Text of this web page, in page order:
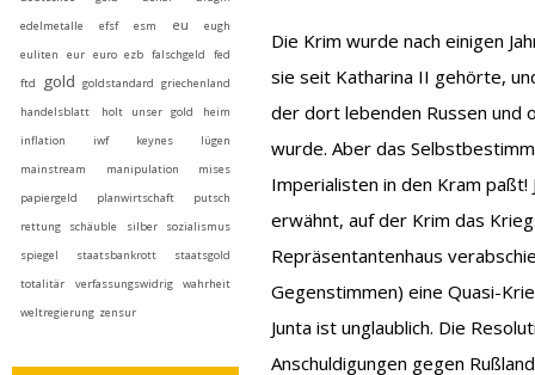
edelmetalle
efsf esm eu
eugh
euliten
eur euro ezb falschgeld
fed
ftd
gold goldstandard griechenland
handelsblatt
holt unser gold heim
inflation
iwf keynes
lügen
mainstream
manipulation
mises
papiergeld
planwirtschaft
putsch
rettung
schäuble silber
sozialismus
spiegel
staatsbankrott
staatsgold
totalitär
verfassungswidrig
wahrheit
weltregierung zensur
Die Krim wurde nach einigen
sie seit Katharina II gehörte,
der dort lebenden Russen und
wurde. Aber das
Imperialisten in den Kram
erwähnt, auf der Krim das
Repräsentantenhaus
Gegenstimmen) eine Quasi-
Junta ist unglaublich. Die
Anschuldigungen gegen